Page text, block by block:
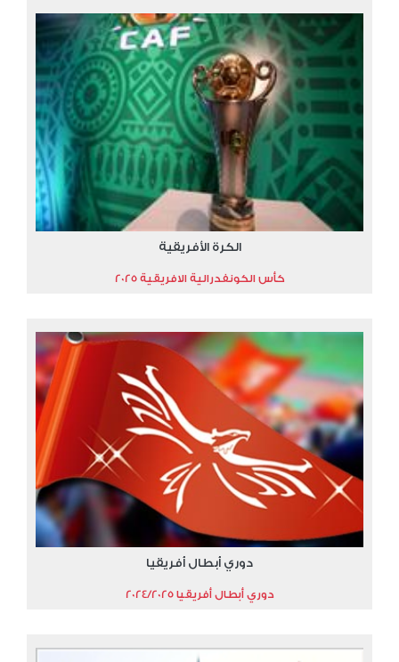
الكرة الأفريقية
كأس الكونفدرالية الافريقية 2025
دوري أبطال أفريقيا
دوري أبطال أفريقيا 2024/2025